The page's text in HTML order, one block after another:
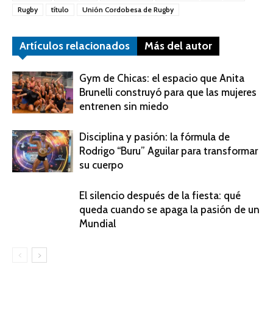
Rugby
título Unión Cordobesa de Rugby
Artículos relacionados Más del autor
Gym de Chicas: el espacio que Anita
Brunelli construyó para que las mujeres
entrenen sin miedo
Disciplina y pasión: la fórmula de
Rodrigo “Buru” Aguilar para transformar
su cuerpo
El silencio después de la fiesta: qué
queda cuando se apaga la pasión de un
Mundial